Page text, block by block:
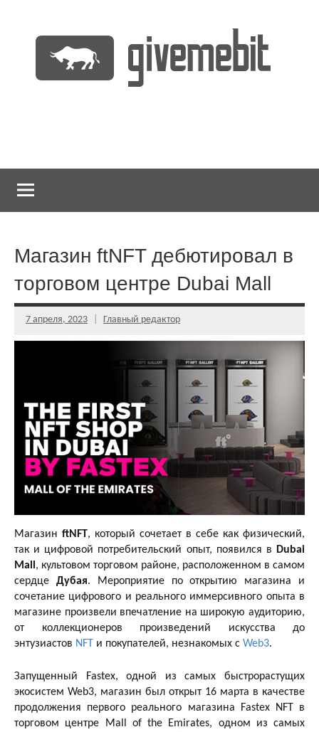
содержимому
Магазин ftNFT дебютировал в
торговом центре Dubai Mall
7 апреля, 2023 Главный редактор
Магазин ftNFT, который сочетает в себе как физический,
так и цифровой потребительский опыт, появился в
Dubai
Mall , культовом торговом районе, расположенном в самом
сердце Дубая. Мероприятие по открытию магазина и
сочетание цифрового и реального иммерсивного опыта в
магазине произвели впечатление на широкую аудиторию,
от коллекционеров произведений искусства до
энтузиастов NFT и покупателей, незнакомых с Web3.
Запущенный Fastex, одной из самых быстрорастущих
экосистем Web3, магазин был открыт 16 марта в качестве
продолжения первого реального магазина Fastex NFT в
торговом центре Mall of the Emirates, одном из самых